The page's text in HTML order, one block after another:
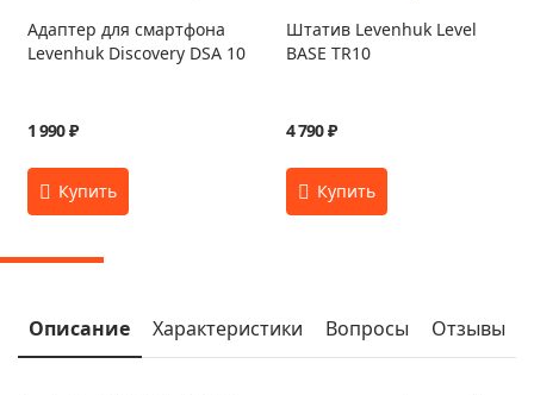
Адаптер для смартфона
Levenhuk Discovery DSA 10
1 990 ₽
Штатив Levenhuk Level
BASE TR10
4 790 ₽
Описание Характеристики Вопросы Отзывы